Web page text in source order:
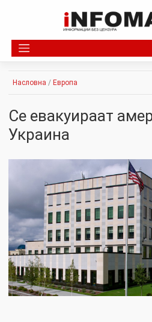
Насловна / Европа
Се евакуираат
Украина